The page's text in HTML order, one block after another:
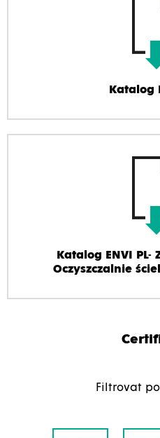
Katalog
Katalog ENVI
Oczyszczalnie
Filtrovat